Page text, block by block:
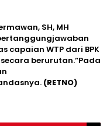
SH, MH
capaian WTP dari BPK
berurutan.”Pada
(RETNO)